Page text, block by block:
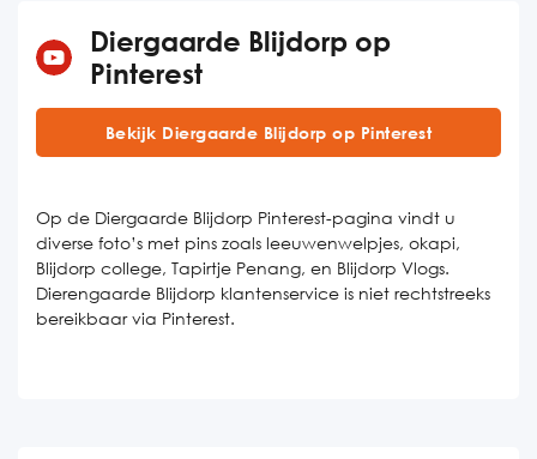
Diergaarde Blijdorp op
Pinterest
Bekijk Diergaarde Blijdorp op Pinterest
Op de Diergaarde Blijdorp Pinterest-pagina vindt u
diverse foto’s met pins zoals leeuwenwelpjes, okapi,
Blijdorp college, Tapirtje Penang, en Blijdorp Vlogs.
Dierengaarde Blijdorp klantenservice is niet rechtstreeks
bereikbaar via Pinterest.